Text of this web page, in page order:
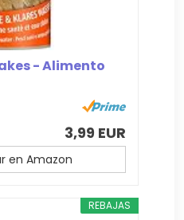
- Alimento
3,99 EUR
en Amazon
REBAJAS